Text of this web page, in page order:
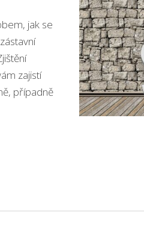
jak se
zajistí
případně